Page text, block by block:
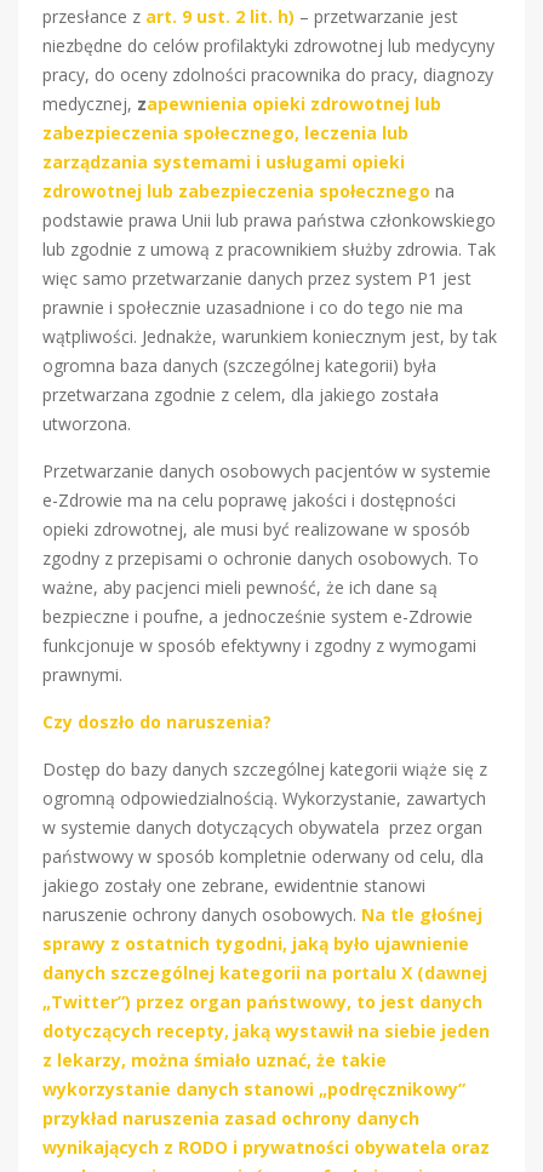
przesłance z art. 9 ust. 2 lit. h) – przetwarzanie jest
niezbędne do celów profilaktyki zdrowotnej lub medycyny
pracy, do oceny zdolności pracownika do pracy, diagnozy
medycznej, zapewnienia opieki zdrowotnej lub
zabezpieczenia społecznego, leczenia lub
zarządzania systemami i usługami opieki
zdrowotnej lub zabezpieczenia społecznego na
podstawie prawa Unii lub prawa państwa członkowskiego
lub zgodnie z umową z pracownikiem służby zdrowia. Tak
więc samo przetwarzanie danych przez system P1 jest
prawnie i społecznie uzasadnione i co do tego nie ma
wątpliwości. Jednakże, warunkiem koniecznym jest, by tak
ogromna baza danych (szczególnej kategorii) była
przetwarzana zgodnie z celem, dla jakiego została
utworzona.
Przetwarzanie danych osobowych pacjentów w systemie
e-Zdrowie ma na celu poprawę jakości i dostępności
opieki zdrowotnej, ale musi być realizowane w sposób
zgodny z przepisami o ochronie danych osobowych. To
ważne, aby pacjenci mieli pewność, że ich dane są
bezpieczne i poufne, a jednocześnie system e-Zdrowie
funkcjonuje w sposób efektywny i zgodny z wymogami
prawnymi.
Czy doszło do naruszenia?
Dostęp do bazy danych szczególnej kategorii wiąże się z
ogromną odpowiedzialnością. Wykorzystanie, zawartych
w systemie danych dotyczących obywatela przez organ
państwowy w sposób kompletnie oderwany od celu, dla
jakiego zostały one zebrane, ewidentnie stanowi
naruszenie ochrony danych osobowych. Na tle głośnej
sprawy z ostatnich tygodni, jaką było ujawnienie
danych szczególnej kategorii na portalu X (dawnej
„Twitter”) przez organ państwowy, to jest danych
dotyczących recepty, jaką wystawił na siebie jeden
z lekarzy, można śmiało uznać, że takie
wykorzystanie danych stanowi „podręcznikowy”
przykład naruszenia zasad ochrony danych
wynikających z RODO i prywatności obywatela oraz